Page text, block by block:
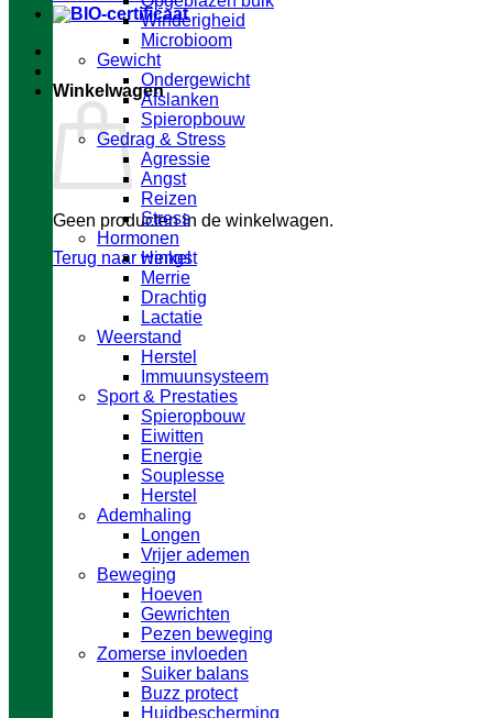
Winkelwagen
Geen producten in de winkelwagen.
Terug naar winkel
Winderigheid
Microbioom
Gewicht
Ondergewicht
Afslanken
Spieropbouw
Gedrag & Stress
Agressie
Angst
Reizen
Stress
Hormonen
Hengst
Merrie
Drachtig
Lactatie
Weerstand
Herstel
Immuunsysteem
Sport & Prestaties
Spieropbouw
Eiwitten
Energie
Souplesse
Herstel
Ademhaling
Longen
Vrijer ademen
Beweging
Hoeven
Gewrichten
Pezen beweging
Zomerse invloeden
Suiker balans
Buzz protect
Huidbescherming